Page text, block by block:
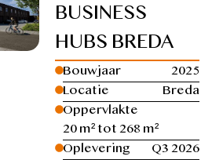
BUSINESS
HUBS BREDA
Bouwjaar
2025
Locatie
Breda
Oppervlakte
20 m² tot 268 m²
Oplevering
Q3 2026